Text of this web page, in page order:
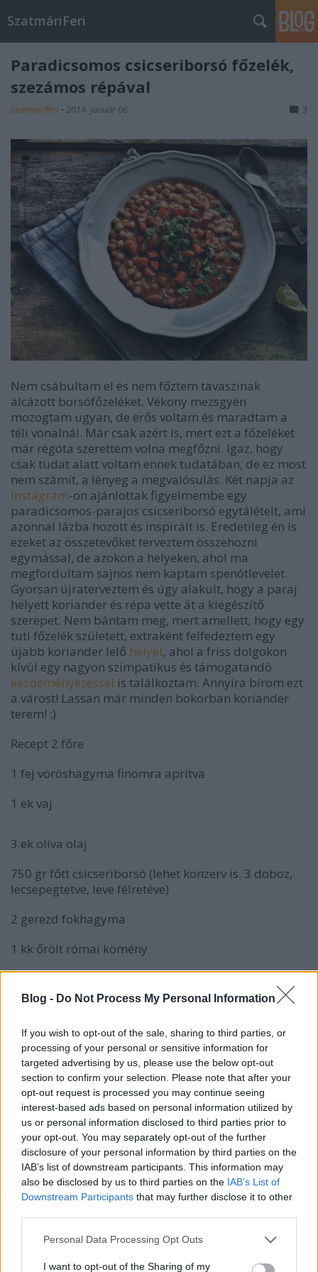
Blog - Do Not Process My Personal Information
If you wish to opt-out of the sale, sharing to third parties, or
processing of your personal or sensitive information for
targeted advertising by us, please use the below opt-out
section to confirm your selection. Please note that after your
opt-out request is processed you may continue seeing
interest-based ads based on personal information utilized by
us or personal information disclosed to third parties prior to
your opt-out. You may separately opt-out of the further
disclosure of your personal information by third parties on the
IAB’s list of downstream participants. This information may
also be disclosed by us to third parties on the IAB’s List of
Downstream Participants that may further disclose it to other
Please note that this website/app uses one or more Google
not limited to your visit or usage behaviour. You may click to
Personal Data Processing Opt Outs
I want to opt-out of the Sharing of my
SzatmáriFeri
Paradicsomos csicseriborsó főzelék,
szezámos répával
szatmariferi • 2014. január 06. 3
Nem csábultam el és nem főztem tavaszinak
álcázott borsófőzeléket. Vékony mezsgyén
mozogtam ugyan, de erős voltam és maradtam a
téli vonalnál. Már csak azért is, mert ezt a főzeléket
már régóta szerettem volna megfőzni. Igaz, hogy
csak tudat alatt voltam ennek tudatában, de ez most
nem számít, a lényeg a megvalósulás. Két napja az
Instagram-on ajánlottak figyelmembe egy
paradicsomos-parajos csicseriborsó egytálételt, ami
azonnal lázba hozott és inspirált is. Eredetileg én is
ezeket az összetevőket terveztem összehozni
egymással, de azokon a helyeken, ahol ma
megfordultam sajnos nem kaptam spenótlevelet.
Gyorsan újraterveztem és úgy alakult, hogy a paraj
helyett koriander és répa vette át a kiegészítő
szerepet. Nem bántam meg, mert amellett, hogy egy
tuti főzelék született, extraként felfedeztem egy
újabb koriander lelő helyet, ahol a friss dolgokon
kívül egy nagyon szimpatikus és támogatandó
kezdeményezéssel is találkoztam. Annyira bírom ezt
a várost! Lassan már minden bokorban koriander
terem! :)
Recept 2 főre
1 fej vöröshagyma finomra aprítva
1 ek vaj
3 ek olíva olaj
750 gr főtt csicseriborsó (lehet konzerv is. 3 doboz,
lecsepegtetve, leve félretéve)
2 gerezd fokhagyma
1 kk őrölt római kömény
1 cikk citrom facsart leve
2 dl főzőlé vagy konzervlé
1 dl víz
30 dkg sárgarépa tisztítva, kockázva
1 kk fekete szezámmag vagy mák
tálaláshoz friss koriander
A csicseriborsót főzzük meg. Ehhez minimum egy
napra áztassuk be, majd bő vízben főzzük puhára.
Kanálnyi szódabikarbónával és kuktával ez az idő
lerövidíthető úgy másfél órára. Érdemes nagyban
főzni, mert a maradékot lefagyaszthatjuk és később
felhasználhatjuk.